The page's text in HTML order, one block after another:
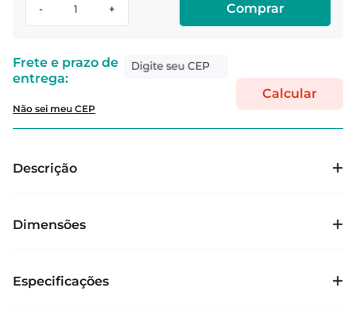
- + Comprar
Não sei meu CEP
Descrição
Dimensões
Especificações